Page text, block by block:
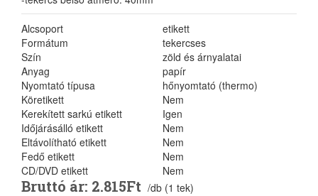
Alcsoport
etikett
Formátum
tekercses
Szín
zöld és árnyalatai
Anyag
papír
Nyomtató típusa
hőnyomtató (thermo)
Köretikett
Nem
Kerekített sarkú etikett
Igen
Időjárásálló etikett
Nem
Eltávolítható etikett
Nem
Fedő etikett
Nem
CD/DVD etikett
Nem
Bruttó ár: 2.815Ft /db (1 tek)